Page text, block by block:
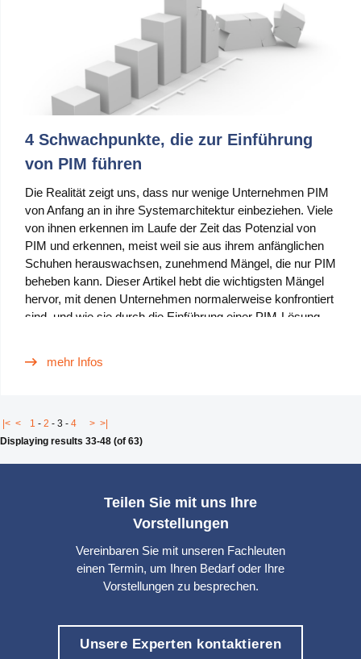
4 Schwachpunkte, die zur Einführung
von PIM führen
Die Realität zeigt uns, dass nur wenige Unternehmen PIM
von Anfang an in ihre Systemarchitektur einbeziehen. Viele
von ihnen erkennen im Laufe der Zeit das Potenzial von
PIM und erkennen, meist weil sie aus ihrem anfänglichen
Schuhen herauswachsen, zunehmend Mängel, die nur PIM
beheben kann. Dieser Artikel hebt die wichtigsten Mängel
hervor, mit denen Unternehmen normalerweise konfrontiert
sind, und wie sie durch die Einführung einer PIM-Lösung
mehr Infos
|< < 1 - 2 - 3 - 4 > >|
Displaying results 33-48 (of 63)
Teilen Sie mit uns Ihre
Vorstellungen
Vereinbaren Sie mit unseren Fachleuten
einen Termin, um Ihren Bedarf oder Ihre
Vorstellungen zu besprechen.
Unsere Experten kontaktieren